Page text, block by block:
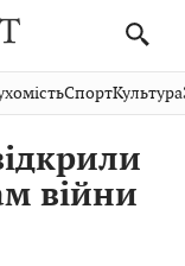
СловкоКультура
СпортКраєзнавство
Нерухомість
Домашні
СпортКультура
війни